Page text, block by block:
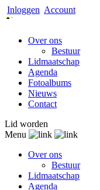
Inloggen Account
Over ons
Bestuur
Lidmaatschap
Agenda
Fotoalbums
Nieuws
Contact
Lid worden
Menu
Over ons
Bestuur
Lidmaatschap
Agenda